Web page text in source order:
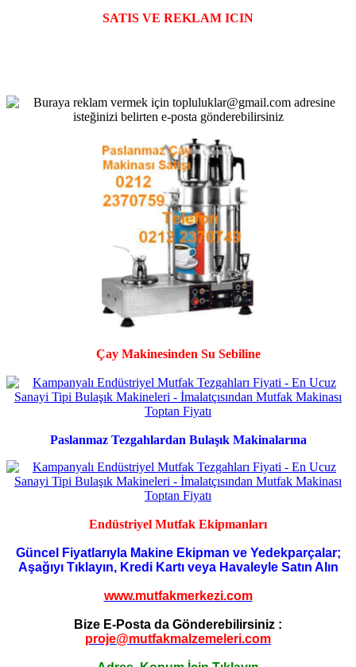
SATIS VE REKLAM ICIN
Çay Makinesinden Su Sebiline
Paslanmaz Tezgahlardan Bulaşık Makinalarına
Endüstriyel Mutfak Ekipmanları
Güncel Fiyatlarıyla Makine Ekipman ve Yedekparçalar;
Aşağıyı Tıklayın, Kredi Kartı veya Havaleyle Satın Alın
www.mutfakmerkezi.com
Bize E-Posta da Gönderebilirsiniz :
proje@mutfakmalzemeleri.com